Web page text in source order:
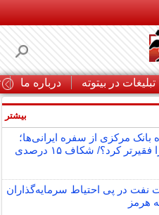
تبلیغات در بیتوته درباره ما
بانک مرکزی از سفره ایرانی‌ها؛
تورم چگونه فقرا را فقیرتر کرد؟/ شکاف ۱۵ درصدی
نفت در پی احتیاط سرمایه‌گذاران
هرمز
بیشتر